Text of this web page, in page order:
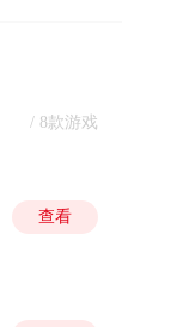
/ 8款游戏
查看